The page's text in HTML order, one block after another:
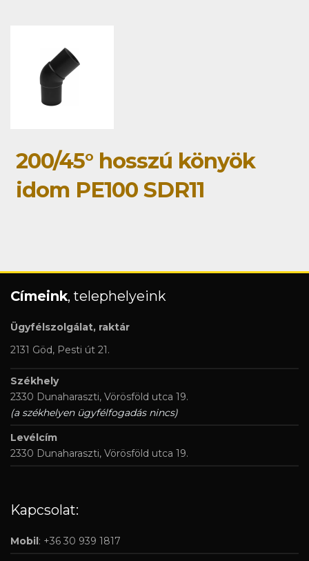
200/45° hosszú könyök
idom PE100 SDR11
Címeink, telephelyeink
Ügyfélszolgálat, raktár
2131 Göd, Pesti út 21.
Székhely
2330 Dunaharaszti, Vörösföld utca 19.
(a székhelyen ügyfélfogadás nincs)
Levélcím
2330 Dunaharaszti, Vörösföld utca 19.
Kapcsolat:
Mobil : +36 30 939 1817